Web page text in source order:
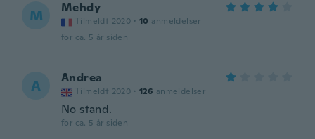
M Mehdy
Tilmeldt 2020 · 10 anmeldelser
for ca. 5 år siden
A Andrea
Tilmeldt 2020 · 126 anmeldelser
No stand.
for ca. 5 år siden